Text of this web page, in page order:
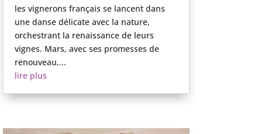
les vignerons français se lancent dans
une danse délicate avec la nature,
orchestrant la renaissance de leurs
vignes. Mars, avec ses promesses de
renouveau,...
lire plus